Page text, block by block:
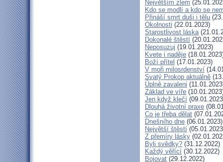
Největším zlem
Kdo se modlí a kdo se
Přináší smrt duši i tělu
Okolnosti (22.01.2023)
Starostlivost láska
Dokonalé štěstí
Neposuzuj (19.01.2023)
Kvete i naděje
Boží přítel (17.01.2023)
V moři milosrdenství
Svatý Prokop aktuálně
Úplně zavaleni
Základ ve víře
Jen když klečí
Dlouhá životní praxe
Co je třeba dělat
Dnešního dne (06.01.2023)
Největší štěstí
Z přemíry lásky
Byli svědky? (31.12.2022)
Každý věřící (30.12.2022)
Bojovat (29.12.2022)